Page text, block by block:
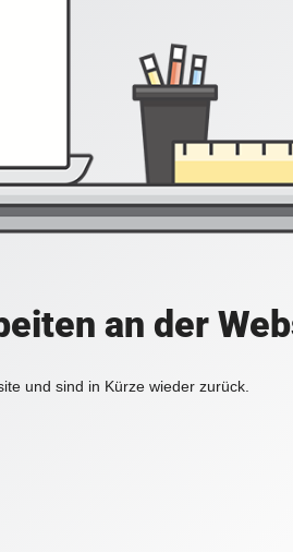
an der
und sind in Kürze wieder zurück.